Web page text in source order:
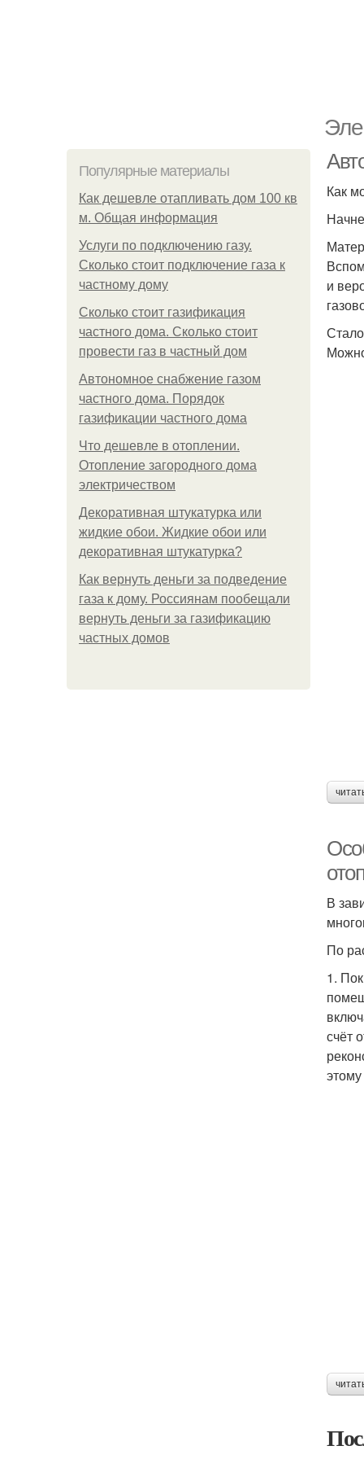
Популярные материалы
Как дешевле отапливать дом 100 кв
м. Общая информация
Услуги по подключению газу.
Сколько стоит подключение газа к
частному дому
Сколько стоит газификация
частного дома. Сколько стоит
провести газ в частный дом
Автономное снабжение газом
частного дома. Порядок
газификации частного дома
Что дешевле в отоплении.
Отопление загородного дома
электричеством
Декоративная штукатурка или
жидкие обои. Жидкие обои или
декоративная штукатурка?
Как вернуть деньги за подведение
газа к дому. Россиянам пообещали
вернуть деньги за газификацию
частных домов
Как
и
В
По
1.
счёт